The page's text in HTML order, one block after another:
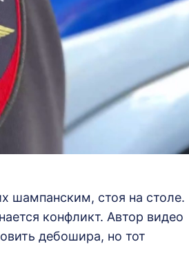
шампанским, стоя на столе.
конфликт. Автор видео
дебошира, но тот